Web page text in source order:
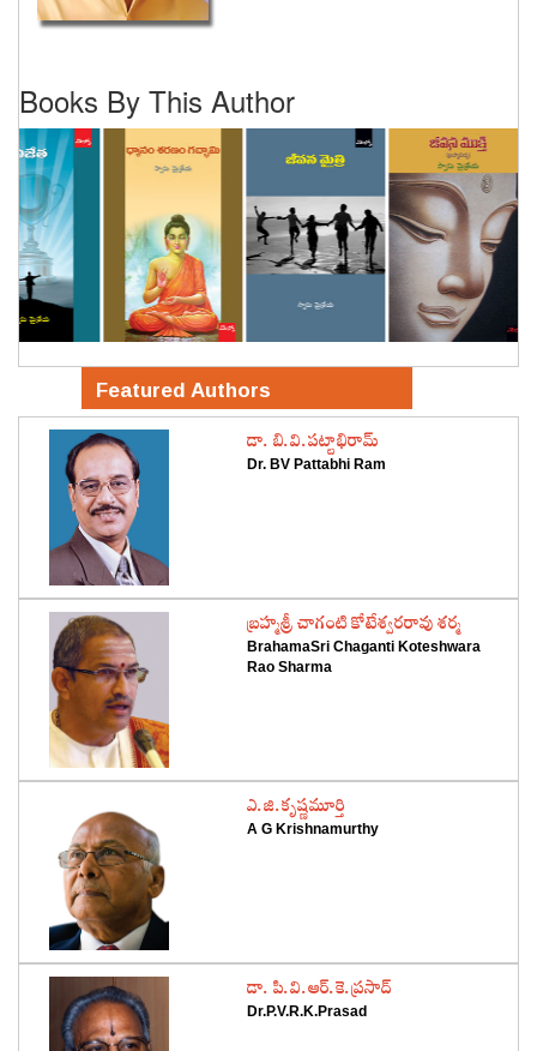
Books By This Author
Featured Authors
డా. బి.వి.పట్టాభిరామ్
Dr. BV Pattabhi Ram
‌బ్రహ్మశ్రీ చాగంటి కోటేశ్వరరావు శర్మ
BrahamaSri Chaganti Koteshwara
Rao Sharma
‌ఎ.జి.కృష్ణమూర్తి
A G Krishnamurthy
‌డా. పి.వి.ఆర్‌.కె.ప్రసాద్‌
Dr.P.V.R.K.Prasad